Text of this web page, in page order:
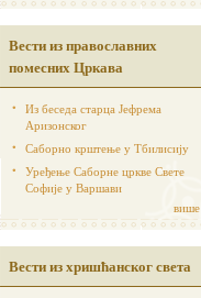
Вести из православних
помесних Цркава
Из беседа старца Јефрема
Аризонског
Саборно крштење у Тбилисију
Уређење Саборне цркве Свете
Софије у Варшави
више
Вести из хришћанског света